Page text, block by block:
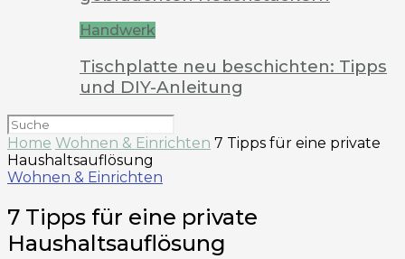
Handwerk
Tischplatte neu beschichten: Tipps
und DIY-Anleitung
Home Wohnen & Einrichten 7 Tipps für eine private
Haushaltsauflösung
Wohnen & Einrichten
7 Tipps für eine private
Haushaltsauflösung